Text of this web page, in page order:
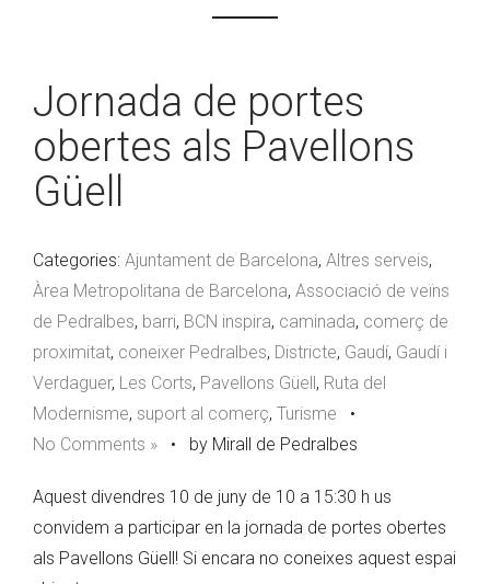
Jornada de portes
obertes als Pavellons
Güell
Categories: Ajuntament de Barcelona, Altres serveis,
Àrea Metropolitana de Barcelona, Associació de veïns
de Pedralbes, barri, BCN inspira, caminada, comerç de
proximitat, coneixer Pedralbes, Districte, Gaudí, Gaudí i
Verdaguer, Les Corts, Pavellons Güell, Ruta del
Modernisme, suport al comerç, Turisme •
No Comments » • by Mirall de Pedralbes
Aquest divendres 10 de juny de 10 a 15:30 h us
convidem a participar en la jornada de portes obertes
als Pavellons Güell! Si encara no coneixes aquest espai